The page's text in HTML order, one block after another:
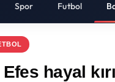
Spor Futbol
hayal